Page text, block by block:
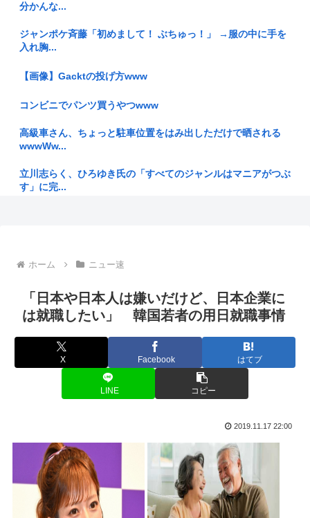
橋下徹氏痛烈指摘「こういうのは不誠実」高市首相の長崎平和
カップ焼きそばってぶっちゃけ｢U.F.O.｣｢一平ちゃん｣｢ペヤ...
蓮舫「蓮舫だから叩いていいという報道が何度もあった」 X民
時はアメ...
全国放送...
【大阪】80歳母親を踏みつけ死亡させた疑い 58歳息子を傷害
致死...
【自民党】「消費税を下げようとすると、野党が「よくない」
と言うの...
【画像】一軍ババア先輩、綺麗すぎる♡♡♡♡♡
家計管理用のPCを確認したら二ヶ月で四桁万円近い使途不明
【現実】金融資産ピラミッド 日本人の8割が「マス層」
分かんな...
ジャンポケ斉藤「初めまして！ ぶちゅっ！」 →服の中に手を
入れ胸...
【画像】Gacktの投げ方www
コンビニでパンツ買うやつwww
高級車さん、ちょっと駐車位置をはみ出しただけで晒される
wwwWw...
立川志らく、ひろゆき氏の「すべてのジャンルはマニアがつぶ
す」に完...
してから...
【画像】ファミマ45%増量中www
長瀬智也さんぶっ壊れる 利きタイヤを始めてしまう
佐藤二朗、胸中吐露「”ほんとうのこと”を僕の口からは何ひと
つ言え...
ワイ、キオクシアのせいで人生めちゃくちゃ
【画像あり】11歳・小5女子、誕生日に食堂で肉じゃがや焼き
ホーム ニュー速
「日本や日本人は嫌いだけど、日本企業に
は就職したい」 韓国若者の用日就職事情
X Facebook はてブ
LINE コピー
2019.11.17 22:00